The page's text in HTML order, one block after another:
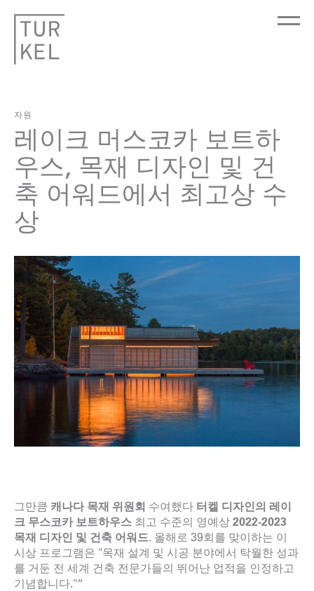
자원
레이크 머스코카 보트하
우스, 목재 디자인 및 건
축 어워드에서 최고상 수
상
그만큼 캐나다 목재 위원회 수여했다 터켈 디자인의 레이
크 무스코카 보트하우스 최고 수준의 영예상 2022-2023
목재 디자인 및 건축 어워드. 올해로 39회를 맞이하는 이
시상 프로그램은 "목재 설계 및 시공 분야에서 탁월한 성과
를 거둔 전 세계 건축 전문가들의 뛰어난 업적을 인정하고
기념합니다."“